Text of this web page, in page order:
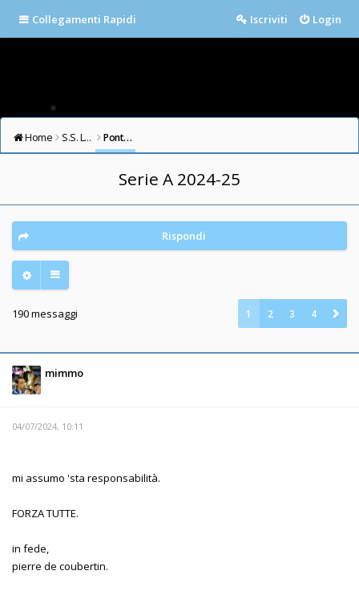
Collegamenti Rapidi Login
Iscriviti
Home S.S. LAZIO FORUM Ponte Milvio
Serie A 2024-25
Rispondi
190 messaggi 1 2 3 4
mimmo
04/07/2024, 10:11
mi assumo 'sta responsabilità.
FORZA TUTTE.
in fede,
pierre de coubertin.